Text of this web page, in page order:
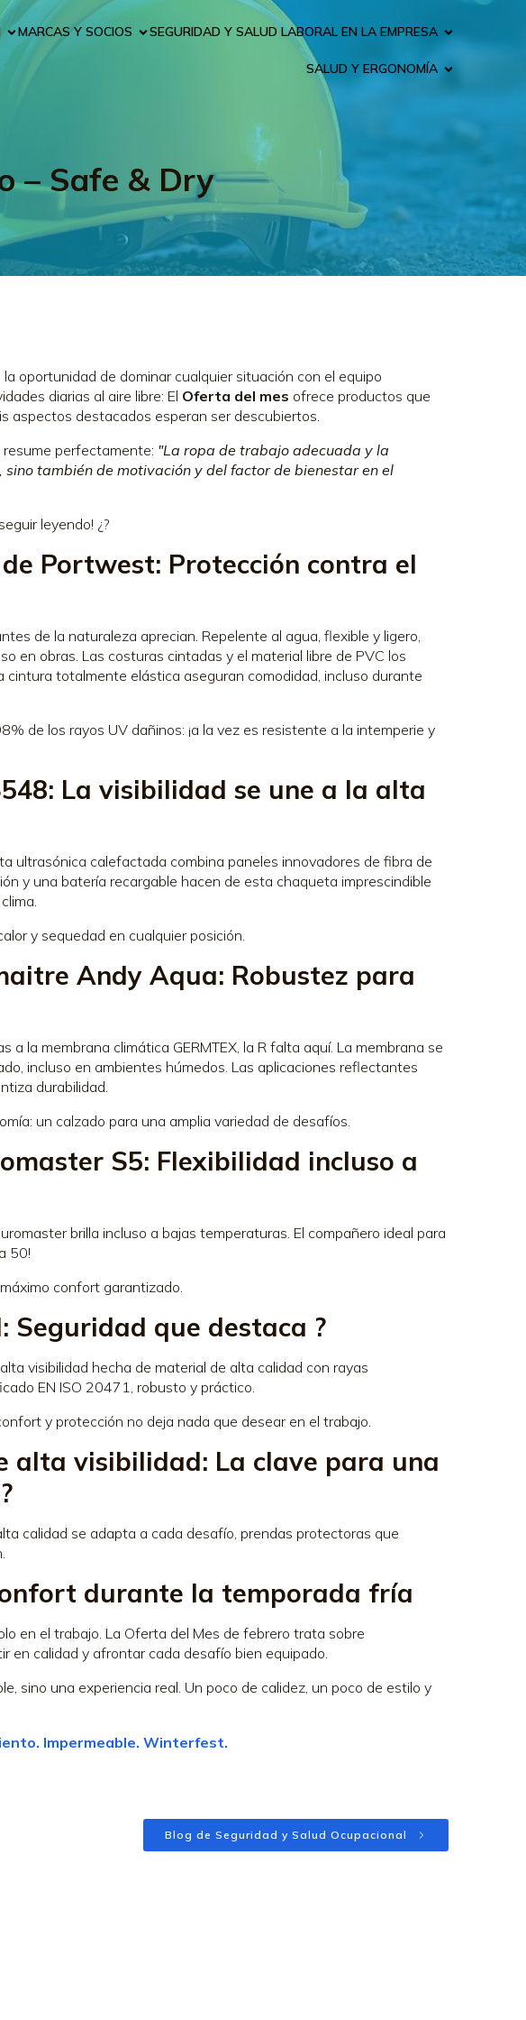
MARCAS Y SOCIOS SEGURIDAD Y SALUD LABORAL EN LA EMPRESA
SALUD Y ERGONOMÍA
– Safe & Dry
oportunidad de dominar cualquier situación con el equipo
diarias al aire libre: El Oferta del mes ofrece productos que
aspectos destacados esperan ser descubiertos.
perfectamente: "La ropa de trabajo adecuada y la
también de motivación y del factor de bienestar en el
leyendo! ¿?
Portwest: Protección contra el
de la naturaleza aprecian. Repelente al agua, flexible y ligero,
en obras. Las costuras cintadas y el material libre de PVC los
cintura totalmente elástica aseguran comodidad, incluso durante
de los rayos UV dañinos: ¡a la vez es resistente a la intemperie y
La visibilidad se une a la alta
ultrasónica calefactada combina paneles innovadores de fibra de
y una batería recargable hacen de esta chaqueta imprescindible
y sequedad en cualquier posición.
Andy Aqua: Robustez para
la membrana climática GERMTEX, la R falta aquí. La membrana se
incluso en ambientes húmedos. Las aplicaciones reflectantes
durabilidad.
un calzado para una amplia variedad de desafíos.
S5: Flexibilidad incluso a
brilla incluso a bajas temperaturas. El compañero ideal para
50!
confort garantizado.
Seguridad que destaca ?️
visibilidad hecha de material de alta calidad con rayas
EN ISO 20471, robusto y práctico.
y protección no deja nada que desear en el trabajo.
alta visibilidad: La clave para una
?
calidad se adapta a cada desafío, prendas protectoras que
durante la temporada fría
en el trabajo. La Oferta del Mes de febrero trata sobre
en calidad y afrontar cada desafío bien equipado.
sino una experiencia real. Un poco de calidez, un poco de estilo y
Impermeable. Winterfest.
Blog de Seguridad y Salud Ocupacional